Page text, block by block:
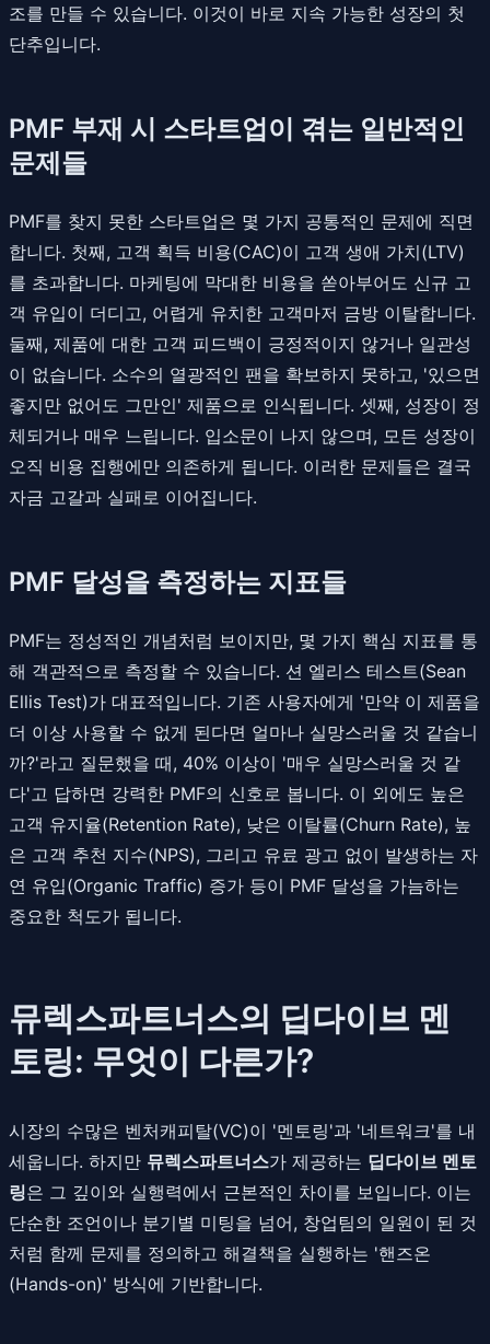
조를 만들 수 있습니다. 이것이 바로 지속 가능한 성장의 첫
단추입니다.
PMF 부재 시 스타트업이 겪는 일반적인
문제들
PMF를 찾지 못한 스타트업은 몇 가지 공통적인 문제에 직면
합니다. 첫째, 고객 획득 비용(CAC)이 고객 생애 가치(LTV)
를 초과합니다. 마케팅에 막대한 비용을 쏟아부어도 신규 고
객 유입이 더디고, 어렵게 유치한 고객마저 금방 이탈합니다.
둘째, 제품에 대한 고객 피드백이 긍정적이지 않거나 일관성
이 없습니다. 소수의 열광적인 팬을 확보하지 못하고, '있으면
좋지만 없어도 그만인' 제품으로 인식됩니다. 셋째, 성장이 정
체되거나 매우 느립니다. 입소문이 나지 않으며, 모든 성장이
오직 비용 집행에만 의존하게 됩니다. 이러한 문제들은 결국
자금 고갈과 실패로 이어집니다.
PMF 달성을 측정하는 지표들
PMF는 정성적인 개념처럼 보이지만, 몇 가지 핵심 지표를 통
해 객관적으로 측정할 수 있습니다. 션 엘리스 테스트(Sean
Ellis Test)가 대표적입니다. 기존 사용자에게 '만약 이 제품을
더 이상 사용할 수 없게 된다면 얼마나 실망스러울 것 같습니
까?'라고 질문했을 때, 40% 이상이 '매우 실망스러울 것 같
다'고 답하면 강력한 PMF의 신호로 봅니다. 이 외에도 높은
고객 유지율(Retention Rate), 낮은 이탈률(Churn Rate), 높
은 고객 추천 지수(NPS), 그리고 유료 광고 없이 발생하는 자
연 유입(Organic Traffic) 증가 등이 PMF 달성을 가늠하는
중요한 척도가 됩니다.
뮤렉스파트너스의 딥다이브 멘
토링: 무엇이 다른가?
시장의 수많은 벤처캐피탈(VC)이 '멘토링'과 '네트워크'를 내
세웁니다. 하지만 뮤렉스파트너스가 제공하는 딥다이브 멘토
링은 그 깊이와 실행력에서 근본적인 차이를 보입니다. 이는
단순한 조언이나 분기별 미팅을 넘어, 창업팀의 일원이 된 것
처럼 함께 문제를 정의하고 해결책을 실행하는 '핸즈온
(Hands-on)' 방식에 기반합니다.